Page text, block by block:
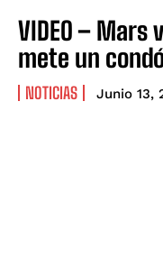
VIDEO – Mars
mete un
NOTICIAS Junio 13,